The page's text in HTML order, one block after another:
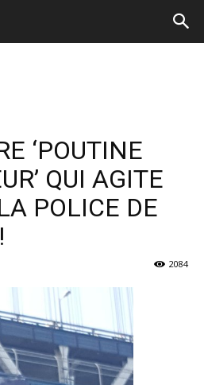
‘POUTINE
QUI AGITE
POLICE DE
2084